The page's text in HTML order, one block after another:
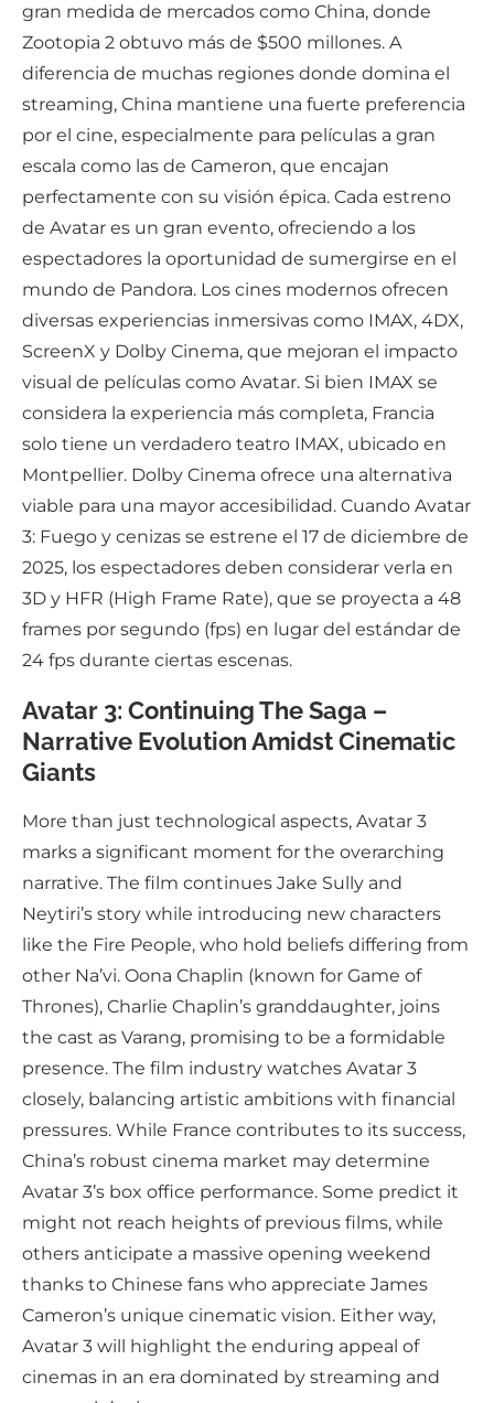
gran medida de mercados como China, donde
Zootopia 2 obtuvo más de $500 millones. A
diferencia de muchas regiones donde domina el
streaming, China mantiene una fuerte preferencia
por el cine, especialmente para películas a gran
escala como las de Cameron, que encajan
perfectamente con su visión épica. Cada estreno
de Avatar es un gran evento, ofreciendo a los
espectadores la oportunidad de sumergirse en el
mundo de Pandora. Los cines modernos ofrecen
diversas experiencias inmersivas como IMAX, 4DX,
ScreenX y Dolby Cinema, que mejoran el impacto
visual de películas como Avatar. Si bien IMAX se
considera la experiencia más completa, Francia
solo tiene un verdadero teatro IMAX, ubicado en
Montpellier. Dolby Cinema ofrece una alternativa
viable para una mayor accesibilidad. Cuando Avatar
3: Fuego y cenizas se estrene el 17 de diciembre de
2025, los espectadores deben considerar verla en
3D y HFR (High Frame Rate), que se proyecta a 48
frames por segundo (fps) en lugar del estándar de
24 fps durante ciertas escenas.
Avatar 3: Continuing The Saga –
Narrative Evolution Amidst Cinematic
Giants
More than just technological aspects, Avatar 3
marks a significant moment for the overarching
narrative. The film continues Jake Sully and
Neytiri’s story while introducing new characters
like the Fire People, who hold beliefs differing from
other Na’vi. Oona Chaplin (known for Game of
Thrones), Charlie Chaplin’s granddaughter, joins
the cast as Varang, promising to be a formidable
presence. The film industry watches Avatar 3
closely, balancing artistic ambitions with financial
pressures. While France contributes to its success,
China’s robust cinema market may determine
Avatar 3’s box office performance. Some predict it
might not reach heights of previous films, while
others anticipate a massive opening weekend
thanks to Chinese fans who appreciate James
Cameron’s unique cinematic vision. Either way,
Avatar 3 will highlight the enduring appeal of
cinemas in an era dominated by streaming and